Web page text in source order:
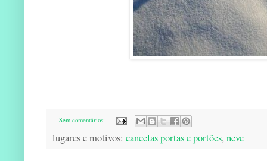
Sem comentários:
lugares e motivos: cancelas portas e portões, neve